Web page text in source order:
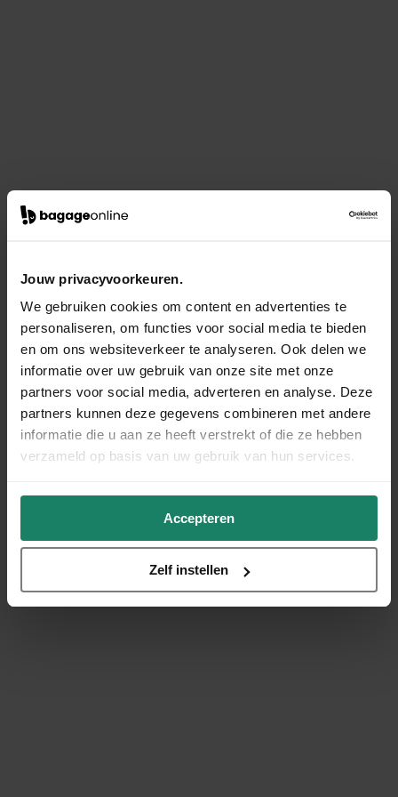
Jouw privacyvoorkeuren.
We gebruiken cookies om content en advertenties te
personaliseren, om functies voor social media te bieden
en om ons websiteverkeer te analyseren. Ook delen we
informatie over uw gebruik van onze site met onze
partners voor social media, adverteren en analyse. Deze
partners kunnen deze gegevens combineren met andere
informatie die u aan ze heeft verstrekt of die ze hebben
verzameld op basis van uw gebruik van hun services.
Accepteren
Zelf instellen